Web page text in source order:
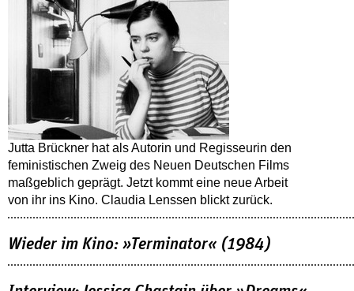
Jutta Brückner hat als Autorin und Regisseurin den
feministischen Zweig des Neuen Deutschen Films
maßgeblich geprägt. Jetzt kommt eine neue Arbeit
von ihr ins Kino. Claudia Lenssen blickt zurück.
Wieder im Kino: »Terminator« (1984)